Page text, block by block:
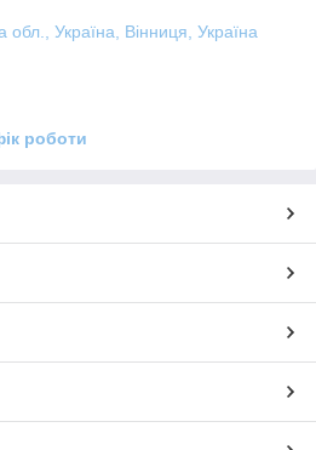
обл., Україна, Вінниця, Україна
роботи